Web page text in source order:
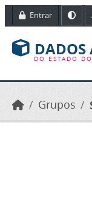
Ir para o conteúdo
Entrar
DADOS
DO ESTADO
Grupos